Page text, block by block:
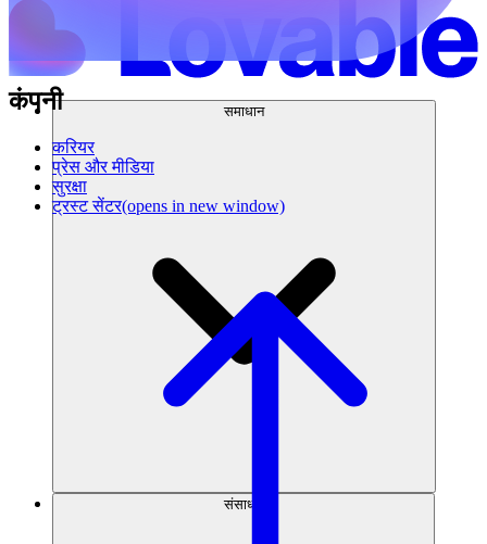
समाधान
संसाधन
कंपनी
करियर
प्रेस और मीडिया
सुरक्षा
ट्रस्ट सेंटर(opens in new window)